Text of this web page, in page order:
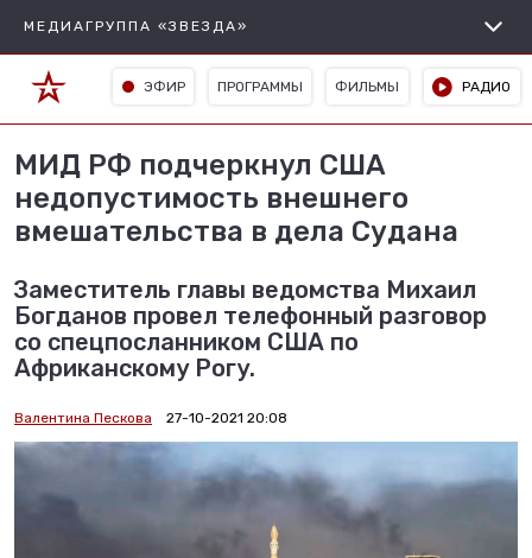
МЕДИАГРУППА «ЗВЕЗДА»
ЭФИР ПРОГРАММЫ ФИЛЬМЫ РАДИО
МИД РФ подчеркнул США
недопустимость внешнего
вмешательства в дела Судана
Заместитель главы ведомства Михаил
Богданов провел телефонный разговор
со спецпосланником США по
Африканскому Рогу.
Валентина Пескова 27-10-2021 20:08